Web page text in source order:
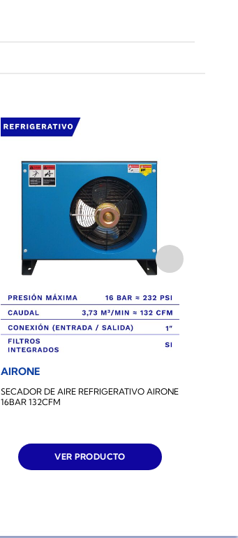
AIRONE
SECADOR DE AIRE REFRIGERATIVO AIRONE
16BAR 132CFM
VER PRODUCTO